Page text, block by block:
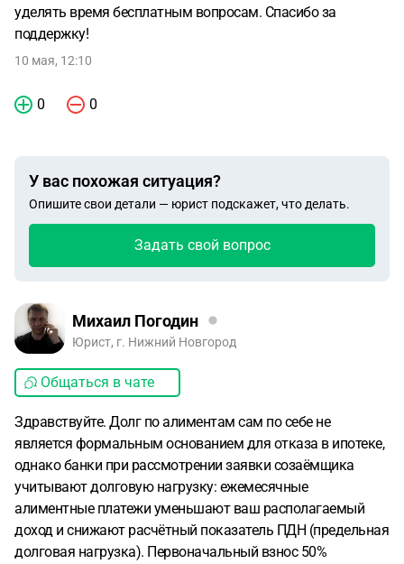
уделять время бесплатным вопросам. Спасибо за
поддержку!
10 мая, 12:10
0 0
У вас похожая ситуация?
Опишите свои детали — юрист подскажет, что делать.
Задать свой вопрос
Михаил Погодин
Юрист, г. Нижний Новгород
Общаться в чате
Здравствуйте. Долг по алиментам сам по себе не
является формальным основанием для отказа в ипотеке,
однако банки при рассмотрении заявки созаёмщика
учитывают долговую нагрузку: ежемесячные
алиментные платежи уменьшают ваш располагаемый
доход и снижают расчётный показатель ПДН (предельная
долговая нагрузка). Первоначальный взнос 50%